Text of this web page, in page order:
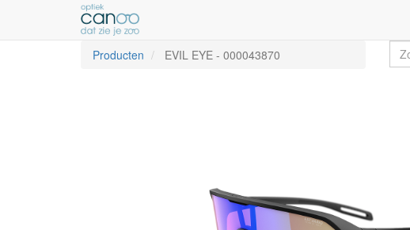
Producten EVIL EYE - 000043870